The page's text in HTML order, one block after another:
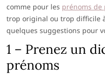
comme pour les prénoms de
trop original ou trop difficile
quelques suggestions pour
1 – Prenez un
prénoms